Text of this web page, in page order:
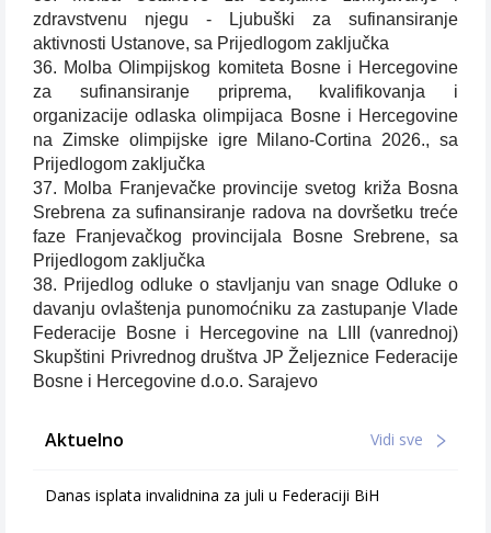
zdravstvenu njegu - Ljubuški za sufinansiranje
aktivnosti Ustanove, sa Prijedlogom zaključka
36. Molba Olimpijskog komiteta Bosne i Hercegovine
za sufinansiranje priprema, kvalifikovanja i
organizacije odlaska olimpijaca Bosne i Hercegovine
na Zimske olimpijske igre Milano-Cortina 2026., sa
Prijedlogom zaključka
37. Molba Franjevačke provincije svetog križa Bosna
Srebrena za sufinansiranje radova na dovršetku treće
faze Franjevačkog provincijala Bosne Srebrene, sa
Prijedlogom zaključka
38. Prijedlog odluke o stavljanju van snage Odluke o
davanju ovlaštenja punomoćniku za zastupanje Vlade
Federacije Bosne i Hercegovine na LIII (vanrednoj)
Skupštini Privrednog društva JP Željeznice Federacije
Bosne i Hercegovine d.o.o. Sarajevo
Aktuelno Vidi sve
Danas isplata invalidnina za juli u Federaciji BiH